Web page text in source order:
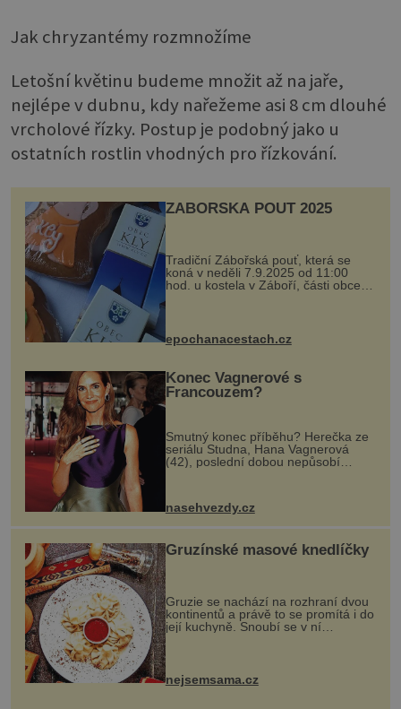
Jak chryzantémy rozmnožíme
Letošní květinu budeme množit až na jaře,
nejlépe v dubnu, kdy nařežeme asi 8 cm dlouhé
vrcholové řízky. Postup je podobný jako u
ostatních rostlin vhodných pro řízkování.
ZÁBOŘSKÁ POUŤ 2025
Tradiční Zábořská pouť, která se
koná v neděli 7.9.2025 od 11:00
hod. u kostela v Záboří, části obce
Kly u Mělníka. V programu naleznete
komentovanou prohlídku kostela,
epochanacestach.cz
Konec Vagnerové s
Francouzem?
Smutný konec příběhu? Herečka ze
seriálu Studna, Hana Vagnerová
(42), poslední dobou nepůsobí
nasehvezdy.cz
Gruzínské masové knedlíčky
Gruzie se nachází na rozhraní dvou
kontinentů a právě to se promítá i do
její kuchyně. Snoubí se v ní
evropské a asijské chutě a díky tomu
vznikají rozmanité a chuťově bohaté
pokrmy, které rozhodně st...
nejsemsama.cz